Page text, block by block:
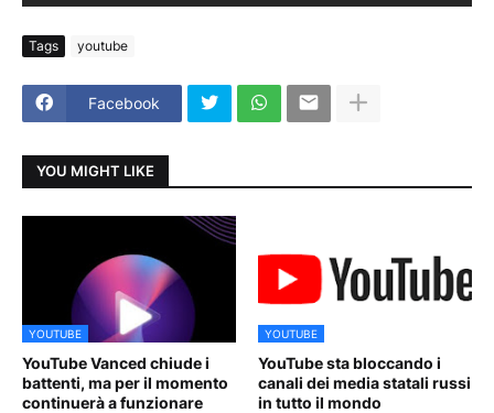
Tags youtube
Facebook
YOU MIGHT LIKE
YOUTUBE
YouTube Vanced chiude i
battenti, ma per il momento
continuerà a funzionare
YOUTUBE
YouTube sta bloccando i
canali dei media statali russi
in tutto il mondo